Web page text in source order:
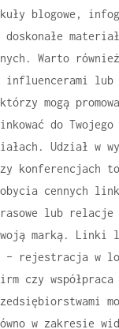
blogowe,
Warto
influencerami lub
mogą
do Twojego
Udział w
konferencjach
cennych
lub relacje
marką. Linki
– rejestracja w
czy
w zakresie